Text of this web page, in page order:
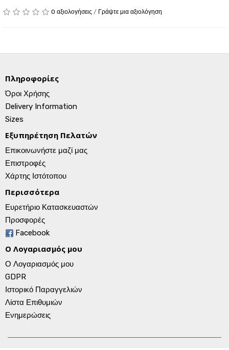
0 αξιολογήσεις / Γράψτε μια αξιολόγηση
Πληροφορίες
Όροι Χρήσης
Delivery Information
Sizes
Εξυπηρέτηση Πελατών
Επικοινωνήστε μαζί μας
Επιστροφές
Χάρτης Ιστότοπου
Περισσότερα
Ευρετήριο Κατασκευαστών
Προσφορές
Facebook
Ο Λογαριασμός μου
Ο Λογαριασμός μου
GDPR
Ιστορικό Παραγγελιών
Λίστα Επιθυμιών
Ενημερώσεις